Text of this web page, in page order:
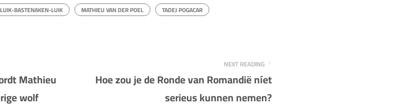
LUIK-BASTENAKEN-LUIK MATHIEU VAN DER POEL TADEJ POGACAR
Mathieu
wolf
NEXT READING
Hoe zou je de Ronde van Romandië níet
serieus kunnen nemen?